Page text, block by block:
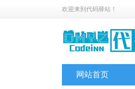
欢迎来到代码驿站！
网站首页